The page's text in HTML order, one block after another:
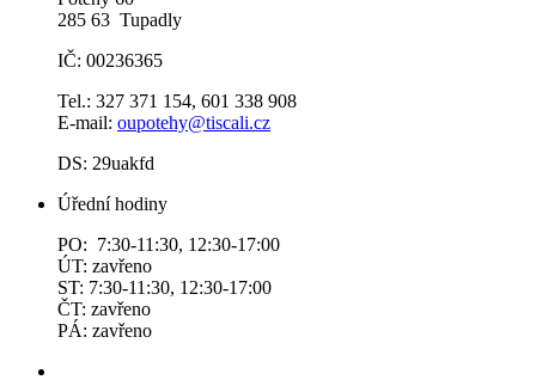
285 63 Tupadly
IČ: 00236365
Tel.: 327 371 154, 601 338 908
E-mail: oupotehy@tiscali.cz
DS: 29uakfd
Úřední hodiny
PO: 7:30-11:30, 12:30-17:00
ÚT: zavřeno
ST: 7:30-11:30, 12:30-17:00
ČT: zavřeno
PÁ: zavřeno